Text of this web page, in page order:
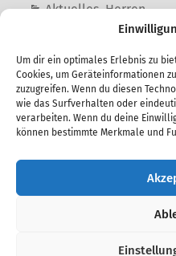
Um dir ein optimales Erlebnis zu
Cookies, um Geräteinformationen
zuzugreifen. Wenn du diesen
wie das Surfverhalten oder
verarbeiten. Wenn du deine
können bestimmte Merkmale und
Aktuelles,Herren
Vorheriger Beitrag
U11 der SpVg
2. Herren rettet mit
Viertel den